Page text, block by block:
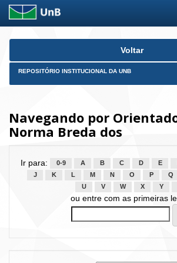
Skip
Voltar
REPOSITÓRIO INSTITUCIONAL DA UNB
Navegando por
Norma Breda dos
Ir para: 0-9 A B C D E
J
K L M N O P Q
U
V W X Y
ou entre com as primeiras